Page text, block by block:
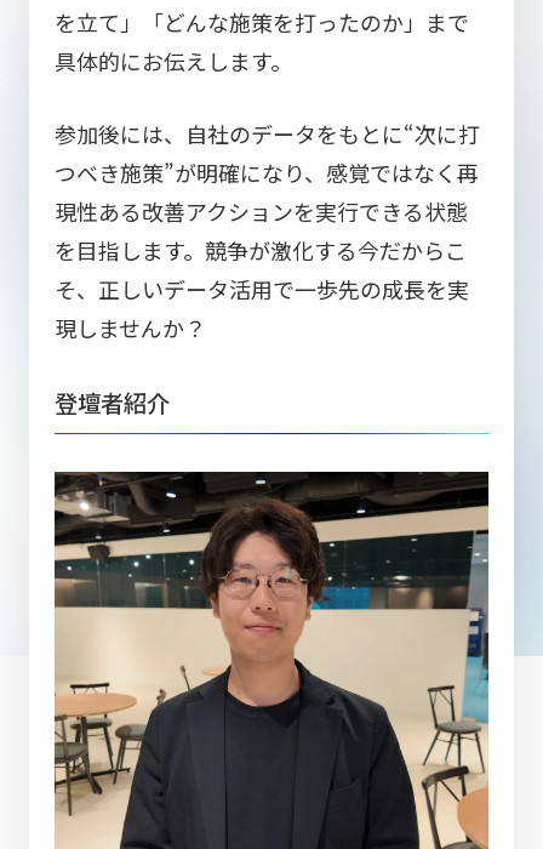
を立て」「どんな施策を打ったのか」まで
具体的にお伝えします。
参加後には、自社のデータをもとに“次に打
つべき施策”が明確になり、感覚ではなく再
現性ある改善アクションを実行できる状態
を目指します。競争が激化する今だからこ
そ、正しいデータ活用で一歩先の成長を実
現しませんか？
登壇者紹介